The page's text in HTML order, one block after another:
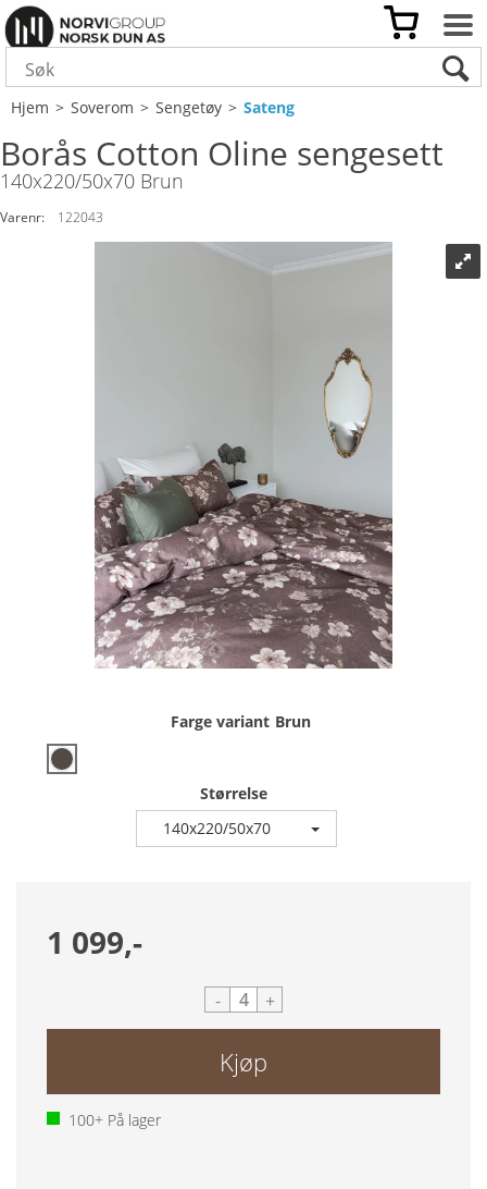
Hjem>Soverom>Sengetøy>Sateng
Borås Cotton Oline sengesett
140x220/50x70 Brun
Varenr: 122043
Farge variant Brun
Størrelse
140x220/50x70
1 099,-
- +
Kjøp
100+ På lager